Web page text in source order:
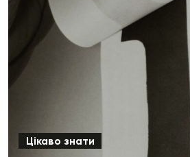
Цікаво знати